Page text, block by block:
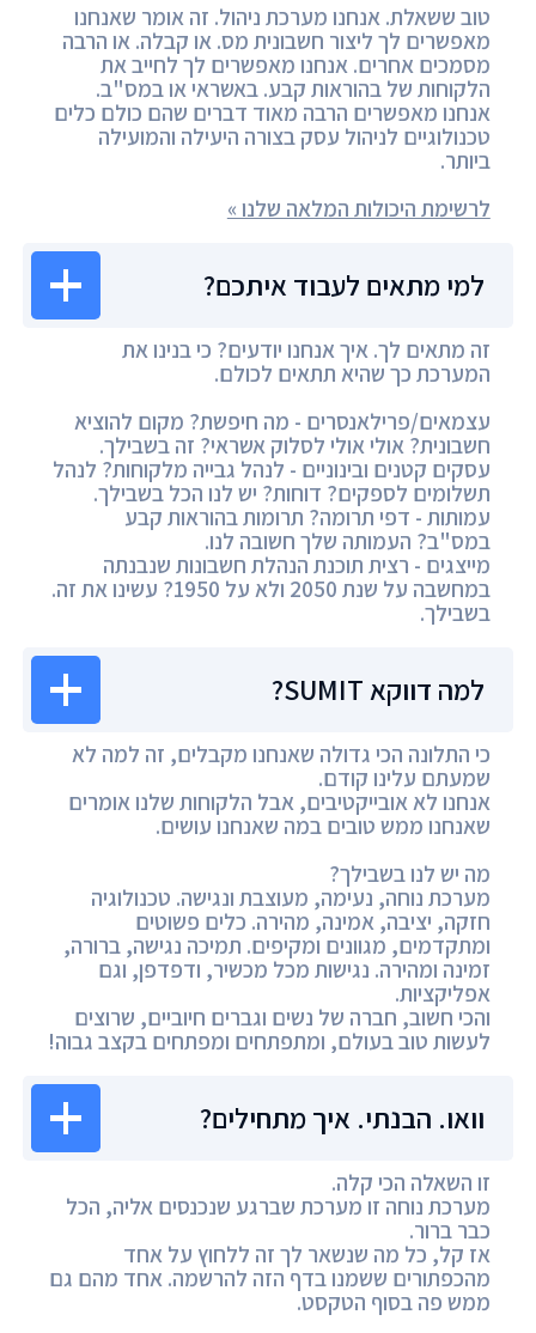
טוב ששאלת. אנחנו מערכת ניהול. זה אומר שאנחנו
מאפשרים לך ליצור חשבונית מס. או קבלה. או הרבה
מסמכים אחרים. אנחנו מאפשרים לך לחייב את
הלקוחות של בהוראות קבע. באשראי או במס"ב.
אנחנו מאפשרים הרבה מאוד דברים שהם כולם כלים
טכנולוגיים לניהול עסק בצורה היעילה והמועילה
ביותר.
לרשימת היכולות המלאה שלנו »
למי מתאים לעבוד איתכם?
זה מתאים לך. איך אנחנו יודעים? כי בנינו את
המערכת כך שהיא תתאים לכולם.
עצמאים/פרילאנסרים - מה חיפשת? מקום להוציא
חשבונית? אולי אולי לסלוק אשראי? זה בשבילך.
עסקים קטנים ובינוניים - לנהל גבייה מלקוחות? לנהל
תשלומים לספקים? דוחות? יש לנו הכל בשבילך.
עמותות - דפי תרומה? תרומות בהוראות קבע
במס"ב? העמותה שלך חשובה לנו.
מייצגים - רצית תוכנת הנהלת חשבונות שנבנתה
במחשבה על שנת 2050 ולא על 1950? עשינו את זה.
בשבילך.
למה דווקא SUMIT?
כי התלונה הכי גדולה שאנחנו מקבלים, זה למה לא
שמעתם עלינו קודם.
אנחנו לא אובייקטיבים, אבל הלקוחות שלנו אומרים
שאנחנו ממש טובים במה שאנחנו עושים.
מה יש לנו בשבילך?
מערכת נוחה, נעימה, מעוצבת ונגישה. טכנולוגיה
חזקה, יציבה, אמינה, מהירה. כלים פשוטים
ומתקדמים, מגוונים ומקיפים. תמיכה נגישה, ברורה,
זמינה ומהירה. נגישות מכל מכשיר, ודפדפן, וגם
אפליקציות.
והכי חשוב, חברה של נשים וגברים חיוביים, שרוצים
לעשות טוב בעולם, ומתפתחים ומפתחים בקצב גבוה!
וואו. הבנתי. איך מתחילים?
זו השאלה הכי קלה.
מערכת נוחה זו מערכת שברגע שנכנסים אליה, הכל
כבר ברור.
אז קל, כל מה שנשאר לך זה ללחוץ על אחד
מהכפתורים ששמנו בדף הזה להרשמה. אחד מהם גם
ממש פה בסוף הטקסט.